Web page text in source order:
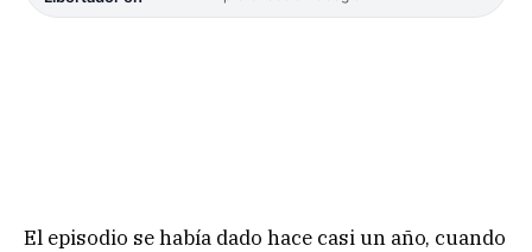
El episodio se había dado hace casi un año, cuando